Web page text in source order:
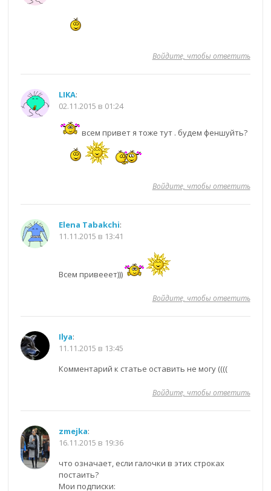
Войдите, чтобы ответить
LIKA:
02.11.2015 в 01:24
всем привет я тоже тут . будем феншуйть?
Войдите, чтобы ответить
Elena Tabakchi:
11.11.2015 в 13:41
Всем привееет)))
Войдите, чтобы ответить
Ilya:
11.11.2015 в 13:45
Комментарий к статье оставить не могу ((((
Войдите, чтобы ответить
zmejka:
16.11.2015 в 19:36
что означает, если галочки в этих строках
постаить?
Мои подписки: